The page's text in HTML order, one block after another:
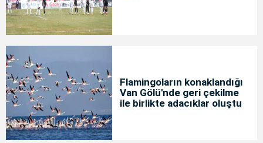
Flamingoların konaklandığı
Van Gölü'nde geri çekilme
ile birlikte adacıklar oluştu